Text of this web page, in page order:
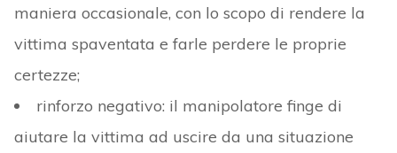
maniera occasionale, con lo scopo di rendere la
vittima spaventata e farle perdere le proprie
certezze;
rinforzo negativo: il manipolatore finge di
aiutare la vittima ad uscire da una situazione